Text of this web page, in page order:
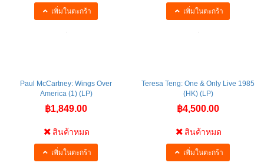
เพิ่มในตะกร้า เพิ่มในตะกร้า
Paul McCartney: Wings Over
America (1) (LP)
฿1,849.00
สินค้าหมด
เพิ่มในตะกร้า
Teresa Teng: One & Only Live 1985
(HK) (LP)
฿4,500.00
สินค้าหมด
เพิ่มในตะกร้า